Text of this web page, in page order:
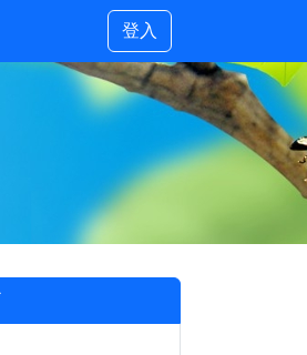
登入